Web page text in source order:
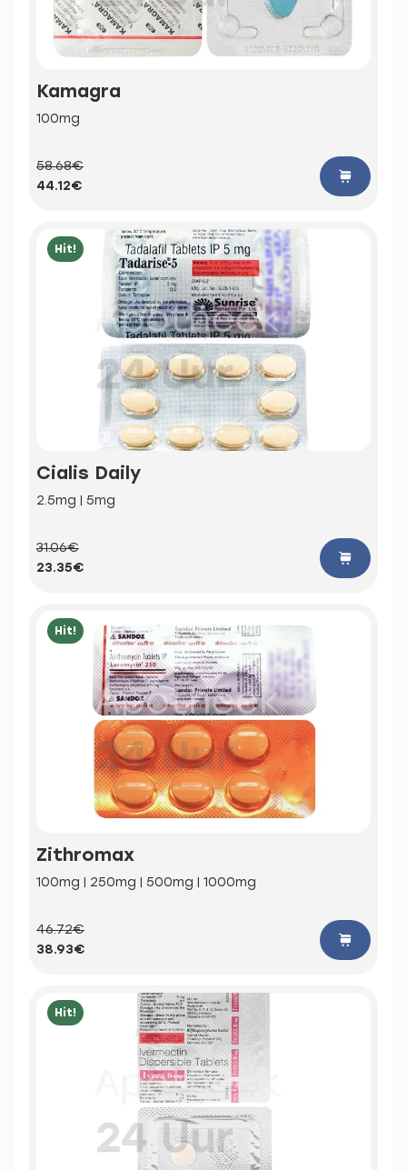
Kamagra
100mg
58.68€
44.12€
Hit!
Cialis Daily
2.5mg | 5mg
31.06€
23.35€
Hit!
Zithromax
100mg | 250mg | 500mg | 1000mg
46.72€
38.93€
Hit!